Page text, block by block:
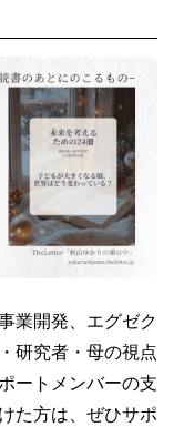
業開発、エグゼク
研究者・母の視点
ートメンバーの支
た方は、ぜひサポ